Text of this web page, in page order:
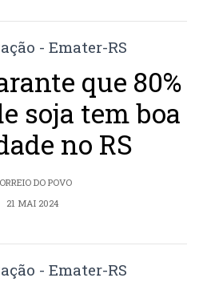
que 80%
soja tem boa
no RS
DO POVO
21 MAI 2024